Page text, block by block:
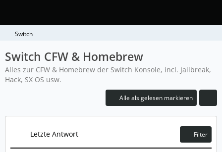
Switch
Switch CFW & Homebrew
Alles zur CFW & Homebrew der Switch Konsole, incl. Jailbreak,
Hack, SX OS usw.
Alle als gelesen markieren
Letzte Antwort Filter